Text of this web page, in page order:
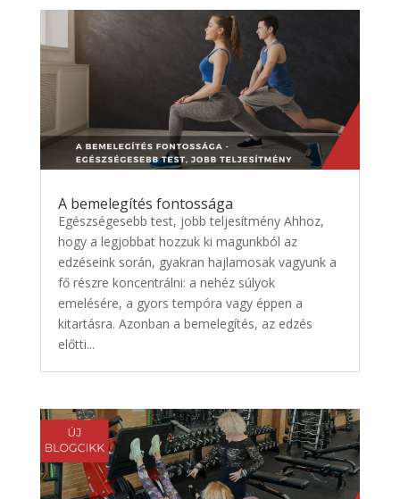
A bemelegítés fontossága
Egészségesebb test, jobb teljesítmény Ahhoz,
hogy a legjobbat hozzuk ki magunkból az
edzéseink során, gyakran hajlamosak vagyunk a
fő részre koncentrálni: a nehéz súlyok
emelésére, a gyors tempóra vagy éppen a
kitartásra. Azonban a bemelegítés, az edzés
előtti...